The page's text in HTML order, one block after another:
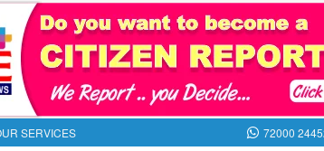
SERVICES 72000